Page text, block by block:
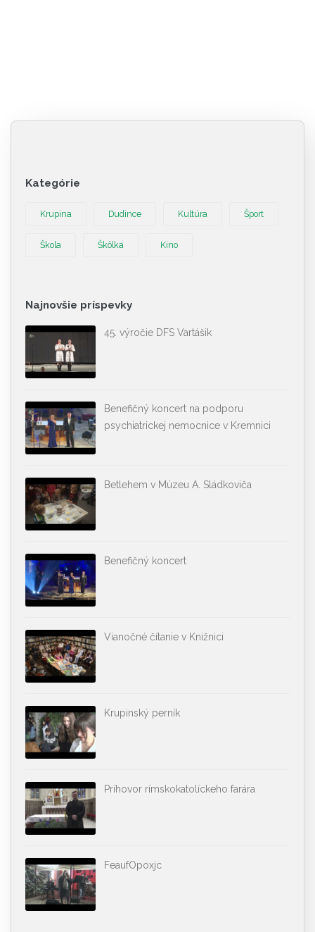
Kategórie
Krupina Dudince Kultúra Šport
Škola Škôlka Kino
Najnovšie príspevky
45. výročie DFS Vartášik
Benefičný koncert na podporu
psychiatrickej nemocnice v Kremnici
Betlehem v Múzeu A. Sládkoviča
Benefičný koncert
Vianočné čítanie v Knižnici
Krupinský perník
Príhovor rímskokatolíckeho farára
FeaufOpoxjc